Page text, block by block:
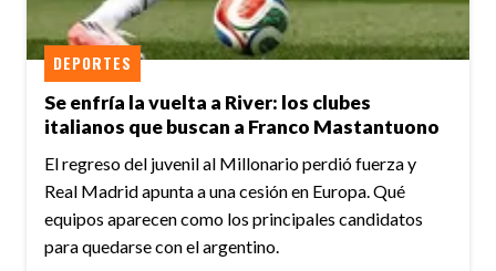
Se enfría la vuelta a River: los clubes
italianos que buscan a Franco Mastantuono
DEPORTES
El regreso del juvenil al Millonario perdió fuerza y
Real Madrid apunta a una cesión en Europa. Qué
equipos aparecen como los principales candidatos
para quedarse con el argentino.